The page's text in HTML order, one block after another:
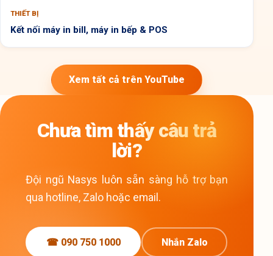
THIẾT BỊ
Kết nối máy in bill, máy in bếp & POS
Xem tất cả trên YouTube
Chưa tìm thấy câu trả
lời?
Đội ngũ Nasys luôn sẵn sàng hỗ trợ bạn
qua hotline, Zalo hoặc email.
☎ 090 750 1000 Nhắn Zalo